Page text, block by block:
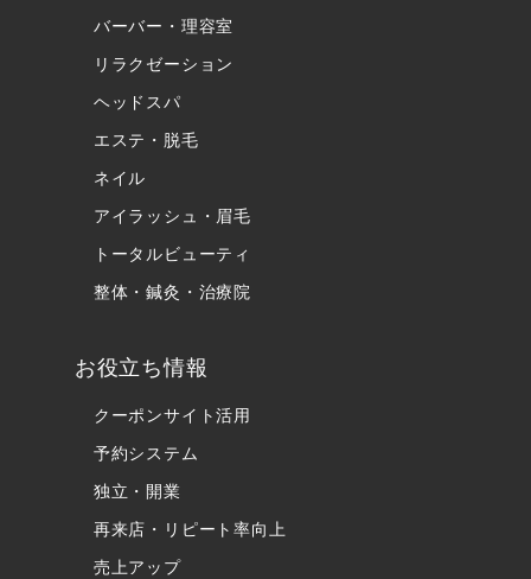
バーバー・理容室
リラクゼーション
ヘッドスパ
エステ・脱毛
ネイル
アイラッシュ・眉毛
トータルビューティ
整体・鍼灸・治療院
お役立ち情報
クーポンサイト活用
予約システム
独立・開業
再来店・リピート率向上
売上アップ